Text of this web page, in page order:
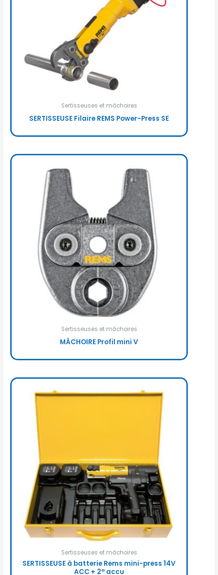
Sertisseuses et mâchoires
SERTISSEUSE Filaire REMS Power-Press SE
Sertisseuses et mâchoires
MÂCHOIRE Profil mini V
Sertisseuses et mâchoires
SERTISSEUSE à batterie Rems mini-press 14V
ACC + 2° accu